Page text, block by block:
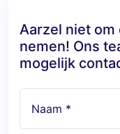
Aarzel niet om
nemen! Ons
mogelijk
Naam *